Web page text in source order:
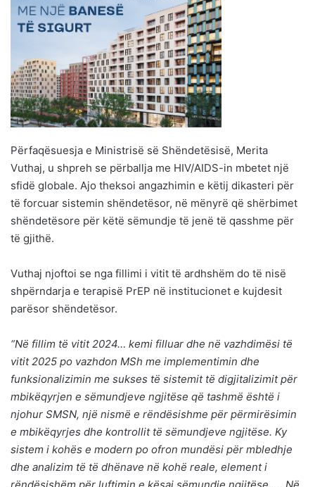
Përfaqësuesja e Ministrisë së Shëndetësisë, Merita
Vuthaj, u shpreh se përballja me HIV/AIDS-in mbetet një
sfidë globale. Ajo theksoi angazhimin e këtij dikasteri për
të forcuar sistemin shëndetësor, në mënyrë që shërbimet
shëndetësore për këtë sëmundje të jenë të qasshme për
të gjithë.
Vuthaj njoftoi se nga fillimi i vitit të ardhshëm do të nisë
shpërndarja e terapisë PrEP në institucionet e kujdesit
parësor shëndetësor.
“Në fillim të vitit 2024… kemi filluar dhe në vazhdimësi të
vitit 2025 po vazhdon MSh me implementimin dhe
funksionalizimin me sukses të sistemit të digjitalizimit për
mbikëqyrjen e sëmundjeve ngjitëse që tashmë është i
njohur SMSN, një nismë e rëndësishme për përmirësimin
e mbikëqyrjes dhe kontrollit të sëmundjeve ngjitëse. Ky
sistem i kohës e modern po ofron mundësi për mbledhje
dhe analizim të të dhënave në kohë reale, element i